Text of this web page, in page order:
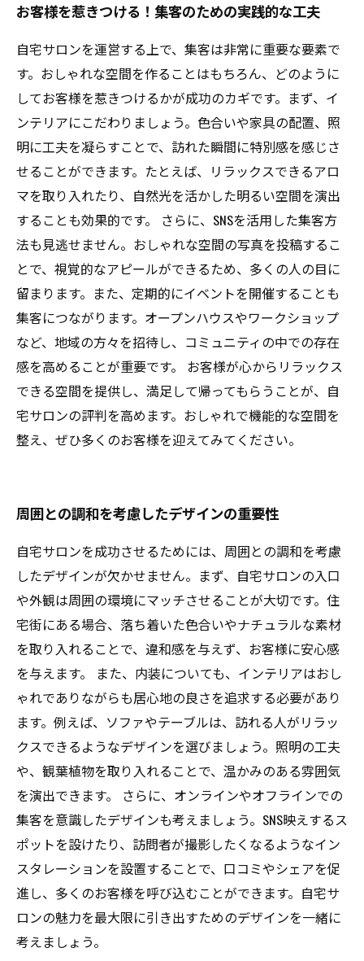
お客様を惹きつける！集客のための実践的な工夫
自宅サロンを運営する上で、集客は非常に重要な要素で
す。おしゃれな空間を作ることはもちろん、どのように
してお客様を惹きつけるかが成功のカギです。まず、イ
ンテリアにこだわりましょう。色合いや家具の配置、照
明に工夫を凝らすことで、訪れた瞬間に特別感を感じさ
せることができます。たとえば、リラックスできるアロ
マを取り入れたり、自然光を活かした明るい空間を演出
することも効果的です。 さらに、SNSを活用した集客方
法も見逃せません。おしゃれな空間の写真を投稿するこ
とで、視覚的なアピールができるため、多くの人の目に
留まります。また、定期的にイベントを開催することも
集客につながります。オープンハウスやワークショップ
など、地域の方々を招待し、コミュニティの中での存在
感を高めることが重要です。 お客様が心からリラックス
できる空間を提供し、満足して帰ってもらうことが、自
宅サロンの評判を高めます。おしゃれで機能的な空間を
整え、ぜひ多くのお客様を迎えてみてください。
周囲との調和を考慮したデザインの重要性
自宅サロンを成功させるためには、周囲との調和を考慮
したデザインが欠かせません。まず、自宅サロンの入口
や外観は周囲の環境にマッチさせることが大切です。住
宅街にある場合、落ち着いた色合いやナチュラルな素材
を取り入れることで、違和感を与えず、お客様に安心感
を与えます。 また、内装についても、インテリアはおし
ゃれでありながらも居心地の良さを追求する必要があり
ます。例えば、ソファやテーブルは、訪れる人がリラッ
クスできるようなデザインを選びましょう。照明の工夫
や、観葉植物を取り入れることで、温かみのある雰囲気
を演出できます。 さらに、オンラインやオフラインでの
集客を意識したデザインも考えましょう。SNS映えするス
ポットを設けたり、訪問者が撮影したくなるようなイン
スタレーションを設置することで、口コミやシェアを促
進し、多くのお客様を呼び込むことができます。自宅サ
ロンの魅力を最大限に引き出すためのデザインを一緒に
考えましょう。